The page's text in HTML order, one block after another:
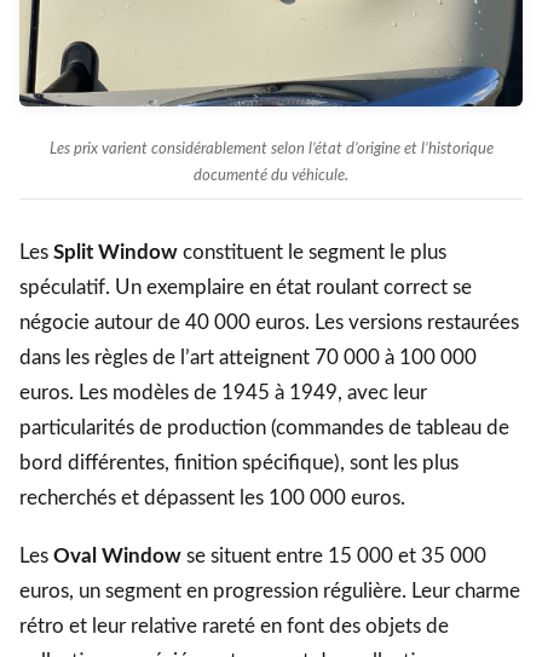
Les prix varient considérablement selon l’état d’origine et l’historique
documenté du véhicule.
Les Split Window constituent le segment le plus
spéculatif. Un exemplaire en état roulant correct se
négocie autour de 40 000 euros. Les versions restaurées
dans les règles de l’art atteignent 70 000 à 100 000
euros. Les modèles de 1945 à 1949, avec leur
particularités de production (commandes de tableau de
bord différentes, finition spécifique), sont les plus
recherchés et dépassent les 100 000 euros.
Les Oval Window se situent entre 15 000 et 35 000
euros, un segment en progression régulière. Leur charme
rétro et leur relative rareté en font des objets de